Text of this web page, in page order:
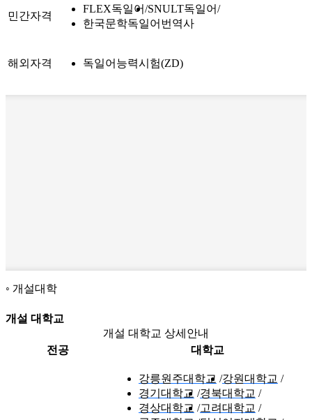
민간자격
FLEX독일어 SNULT독일어
한국문학독일어번역사
해외자격 독일어능력시험(ZD)
개설대학
개설 대학교
개설 대학교 상세안내
전공
대학교
강릉원주대학교 강원대학교
경기대학교 경북대학교
경상대학교 고려대학교